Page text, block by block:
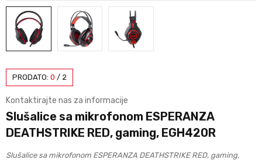
PRODATO: 0 / 2
Kontaktirajte nas za informacije
Slušalice sa mikrofonom ESPERANZA
DEATHSTRIKE RED, gaming, EGH420R
Slušalice sa mikrofonom ESPERANZA DEATHSTRIKE RED, gaming,